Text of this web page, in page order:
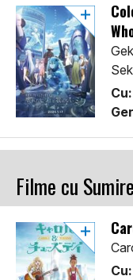
Cu:
Filme cu
Cu: